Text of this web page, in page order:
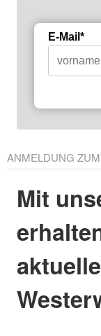
E-Mail*
ANMELDUNG
Mit